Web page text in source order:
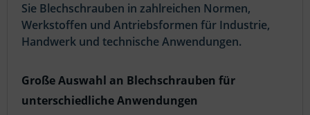
Sie Blechschrauben in zahlreichen Normen,
Werkstoffen und Antriebsformen für Industrie,
Handwerk und technische Anwendungen.
Große Auswahl an Blechschrauben für
unterschiedliche Anwendungen